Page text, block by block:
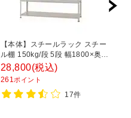
【本体】スチールラック スチー
ル棚 150kg/段 5段 幅1800×奥行
450×高さ1800mm
28,800(税込)
261ポイント
17件